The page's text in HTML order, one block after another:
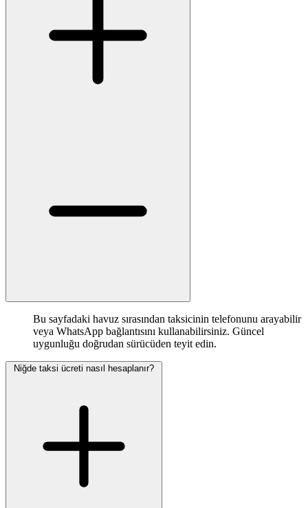
Bu sayfadaki havuz sırasından taksicinin telefonunu arayabilir
veya WhatsApp bağlantısını kullanabilirsiniz. Güncel
uygunluğu doğrudan sürücüden teyit edin.
Niğde taksi ücreti nasıl hesaplanır?